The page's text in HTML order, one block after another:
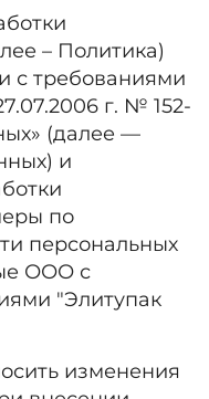
– Политика)
с требованиями
г. № 152-
(далее —
и
по
персональных
ООО с
"Элитупак
изменения